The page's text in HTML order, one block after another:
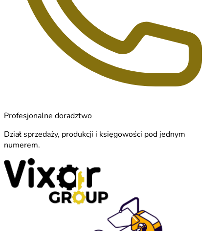
Profesjonalne doradztwo
Dział sprzedaży, produkcji i księgowości pod jednym
numerem.